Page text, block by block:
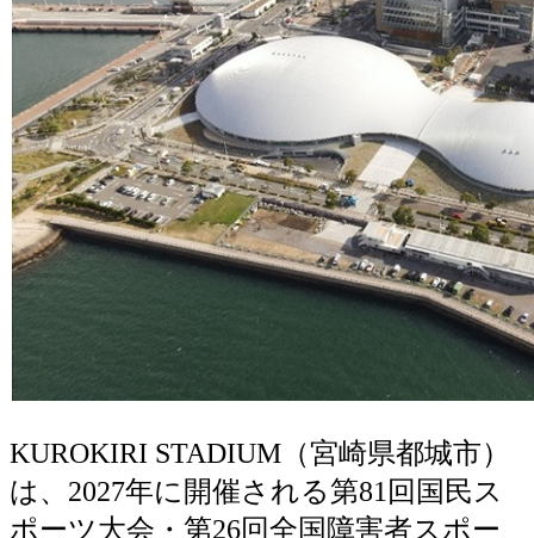
KUROKIRI STADIUM（宮崎県都城市）
は、2027年に開催される第81回国民ス
ポーツ大会・第26回全国障害者スポー